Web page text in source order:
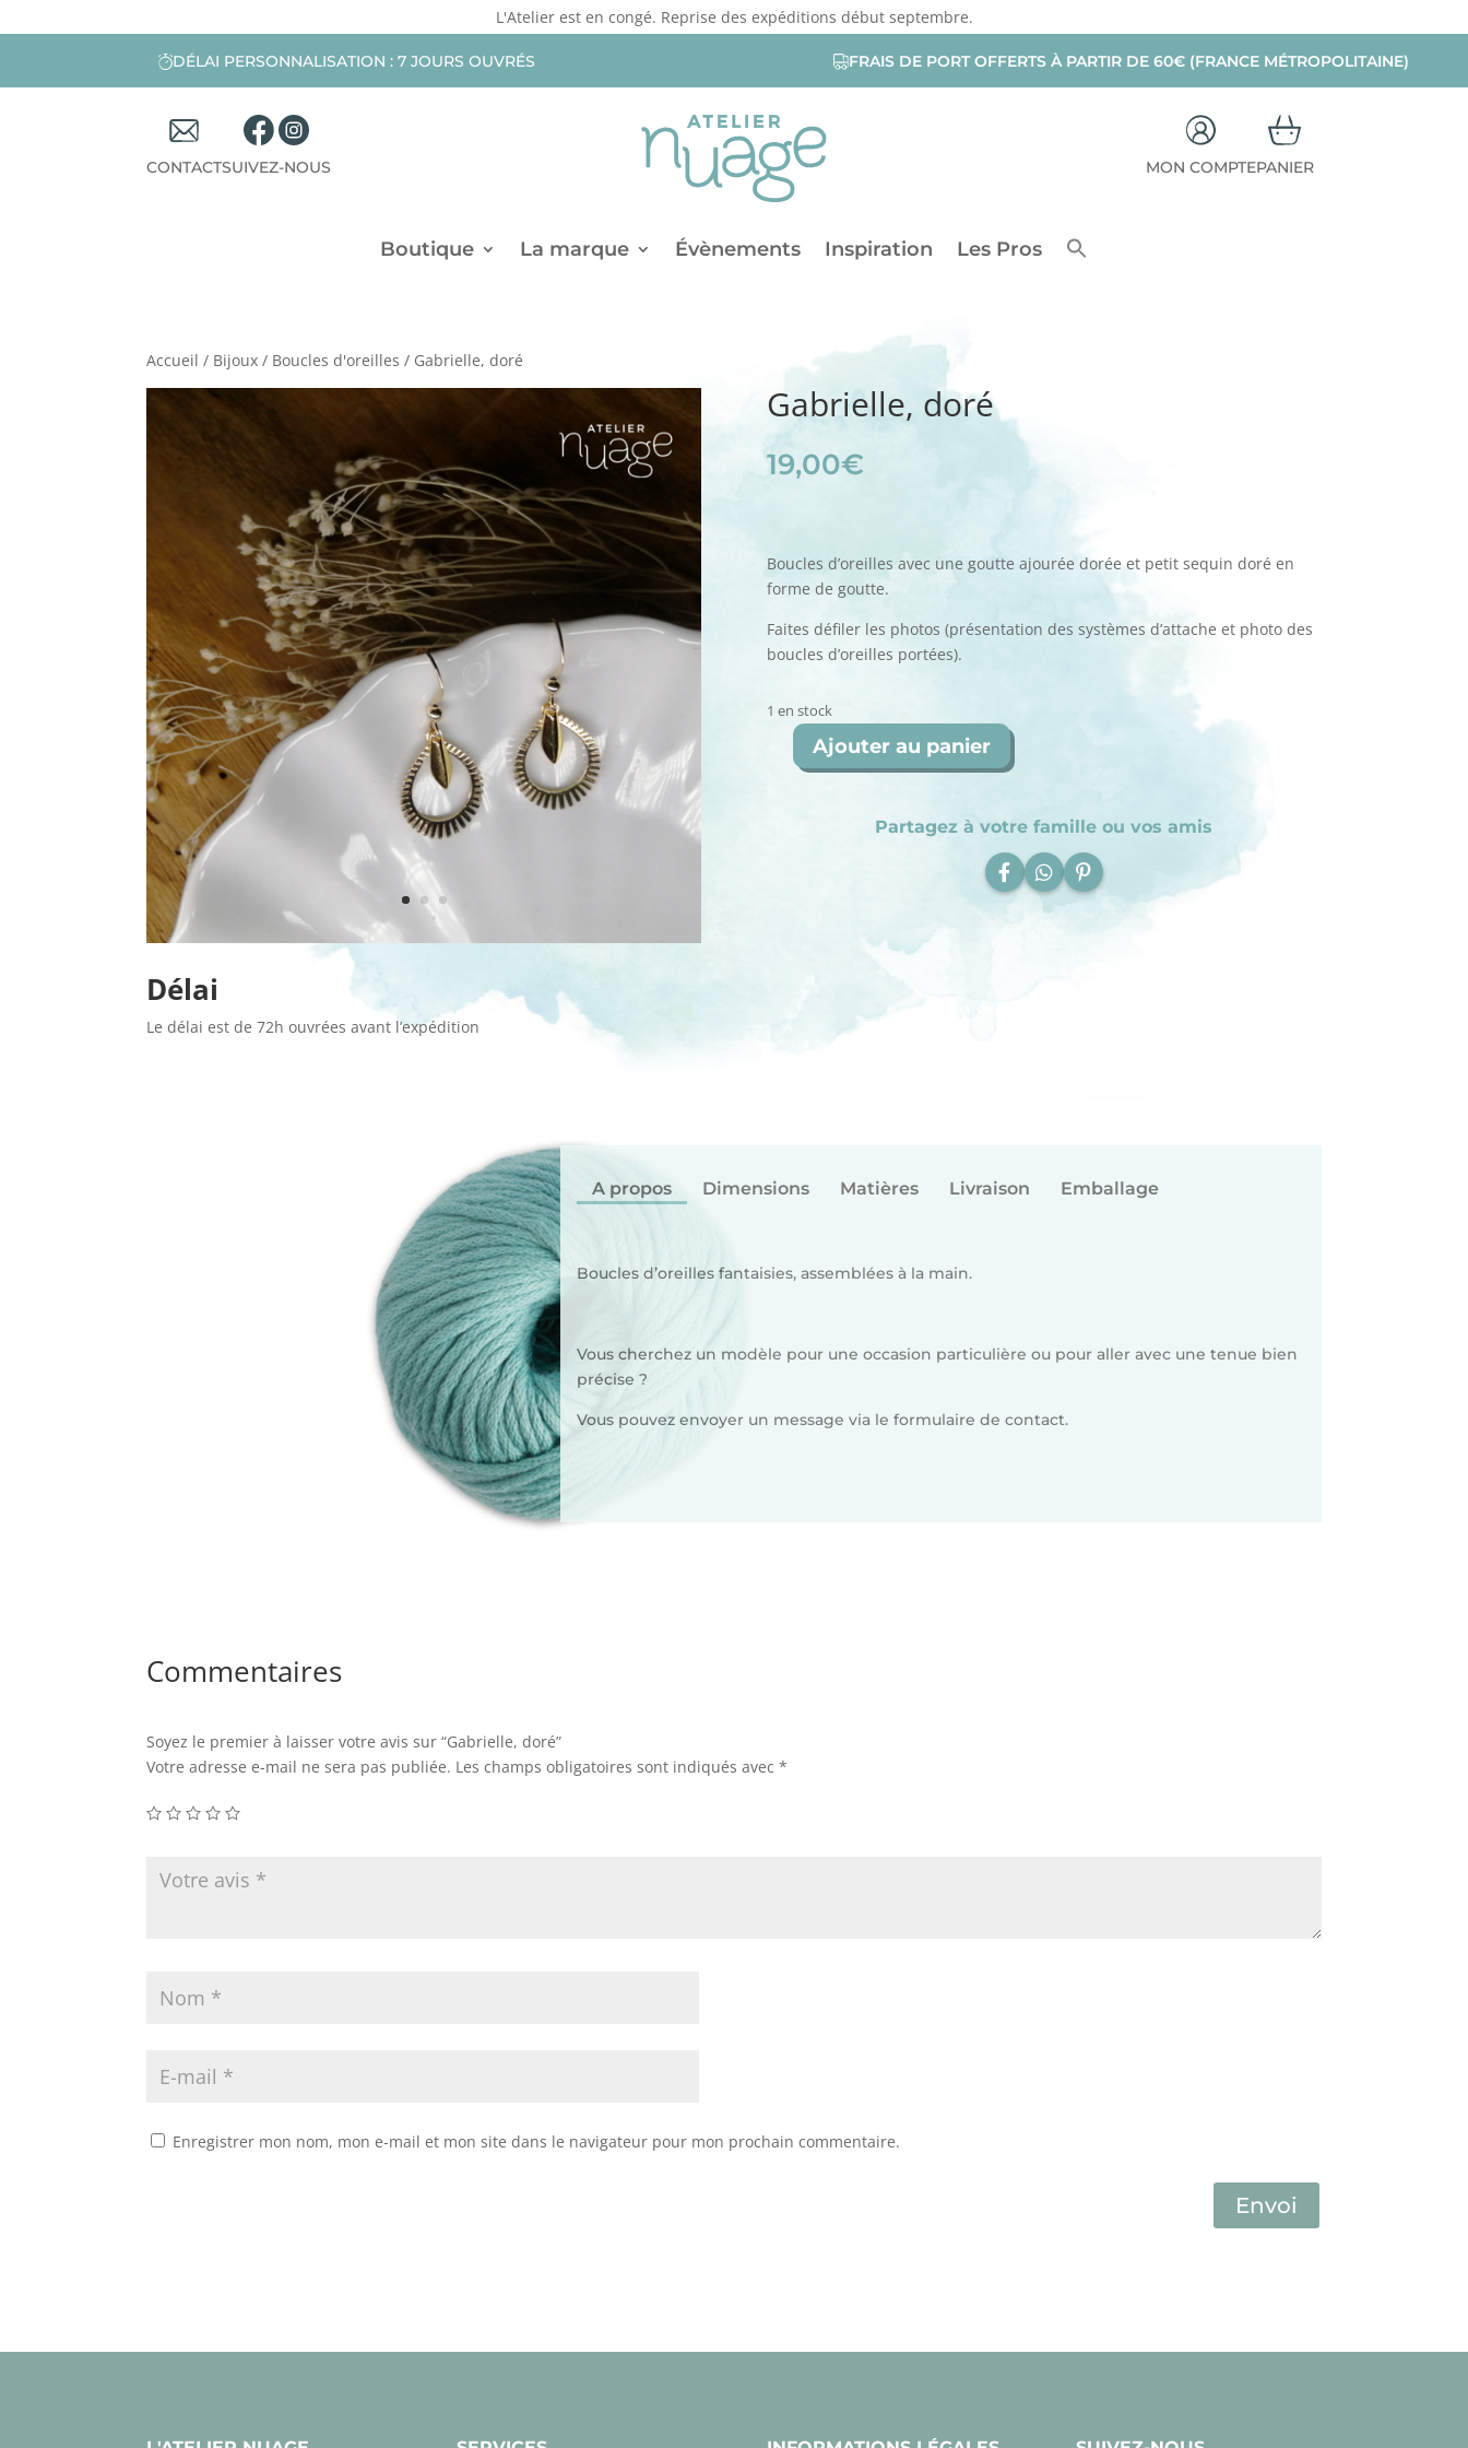
L'Atelier est en congé. Reprise des expéditions début septembre.
DÉLAI PERSONNALISATION : 7 JOURS OUVRÉS FRAIS DE PORT OFFERTS À PARTIR DE 60€ (FRANCE MÉTROPOLITAINE)
CONTACTSUIVEZ-NOUS MON COMPTEPANIER
Boutique La marque Évènements Inspiration Les Pros
Accueil / Bijoux / Boucles d'oreilles / Gabrielle, doré
Délai
Le délai est de 72h ouvrées avant l’expédition
Gabrielle, doré
19,00€
Boucles d’oreilles avec une goutte ajourée dorée et petit sequin doré en
forme de goutte.
Faites défiler les photos (présentation des systèmes d’attache et photo des
boucles d’oreilles portées).
1 en stock
quantitéAjouter au panier
Partagez à votre famille ou vos amis
A propos
Boucles d’oreilles fantaisies, assemblées à la main.
Vous cherchez un modèle pour une occasion particulière ou pour aller avec une tenue bien
précise ?
Vous pouvez envoyer un message via le formulaire de contact.
Dimensions Matières Livraison Emballage
Commentaires
Soyez le premier à laisser votre avis sur “Gabrielle, doré”
Votre adresse e-mail ne sera pas publiée. Les champs obligatoires sont indiqués avec*
Enregistrer mon nom, mon e-mail et mon site dans le navigateur pour mon prochain commentaire.
Envoi